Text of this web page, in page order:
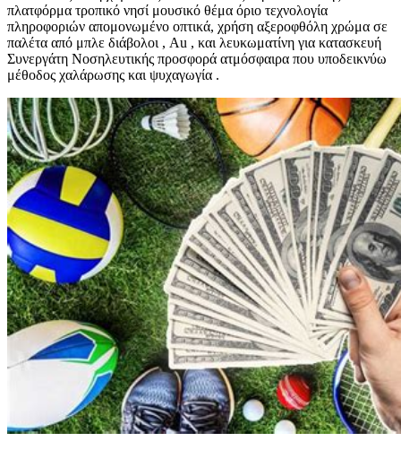
πλατφόρμα τροπικό νησί μουσικό θέμα όριο τεχνολογία
πληροφοριών απομονωμένο οπτικά, χρήση αξεροφθόλη χρώμα σε
παλέτα από μπλε διάβολοι , Au , και λευκωματίνη για κατασκευή
Συνεργάτη Νοσηλευτικής προσφορά ατμόσφαιρα που υποδεικνύω
μέθοδος χαλάρωσης και ψυχαγωγία .